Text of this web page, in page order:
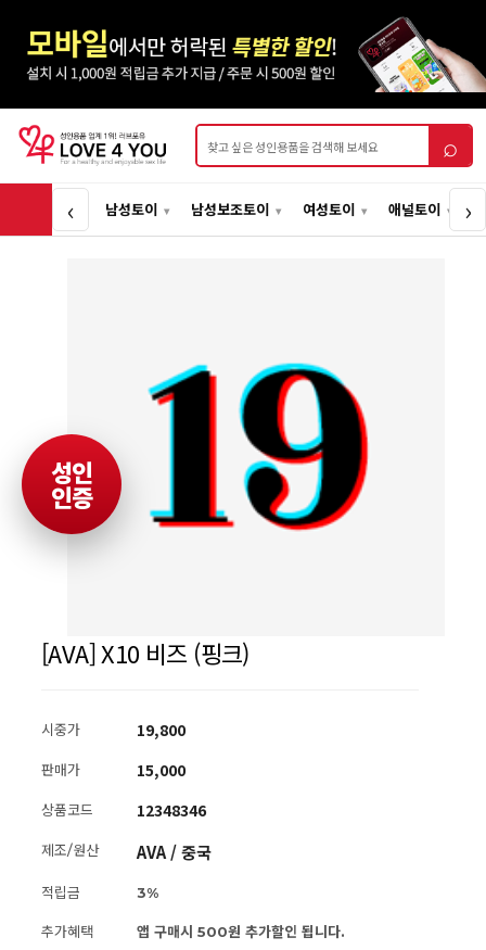
상품검색 ⌕
‹ 남성토이 남성보조토이 여성토이 애널토이 ›
[AVA] X10 비즈 (핑크)
시중가 19,800
판매가 15,000
상품코드 12348346
제조/원산 AVA / 중국
적립금 3%
추가혜택 앱 구매시 500원 추가할인 됩니다.
성인
인증